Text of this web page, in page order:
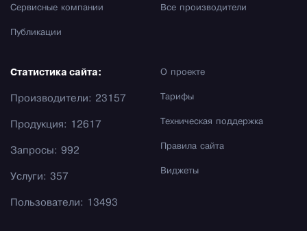
Сервисные компании
Публикации
Все производители
О проекте
Тарифы
Техническая поддержка
Правила сайта
Виджеты
Статистика сайта:
Производители: 23157
Продукция: 12617
Запросы: 992
Услуги: 357
Пользователи: 13493